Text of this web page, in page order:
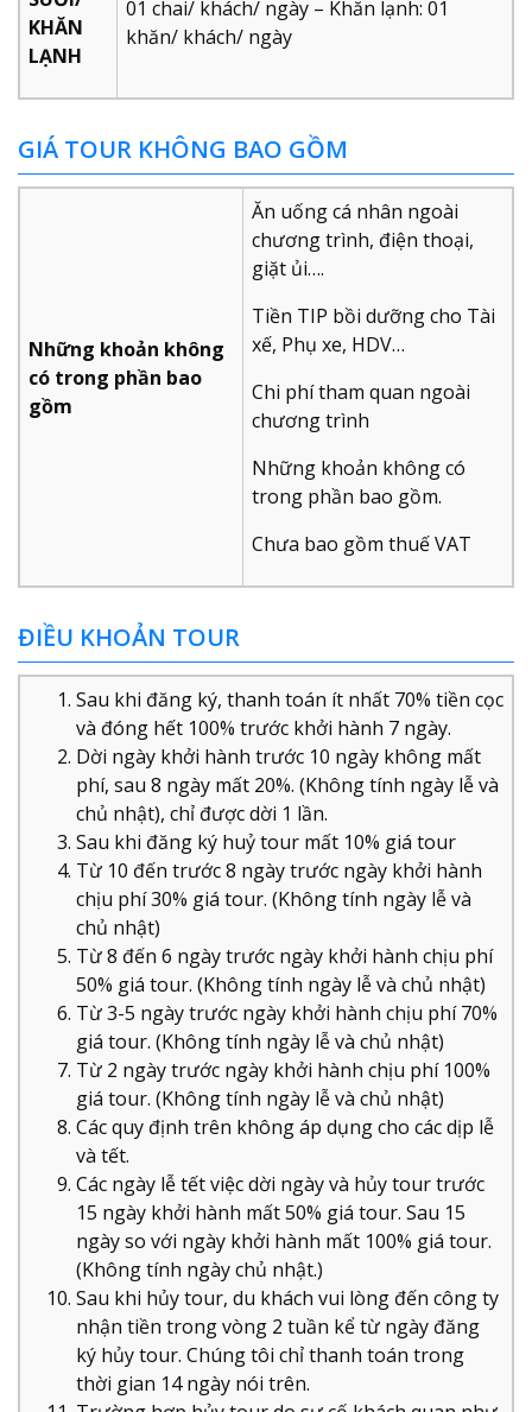
KHĂN
LẠNH
01 chai/ khách/ ngày – Khăn lạnh: 01
khăn/ khách/ ngày
GIÁ TOUR KHÔNG BAO GỒM
Những khoản không
có trong phần bao
gồm
Ăn uống cá nhân ngoài
chương trình, điện thoại,
giặt ủi….
Tiền TIP bồi dưỡng cho Tài
xế, Phụ xe, HDV…
Chi phí tham quan ngoài
chương trình
Những khoản không có
trong phần bao gồm.
Chưa bao gồm thuế VAT
ĐIỀU KHOẢN TOUR
Sau khi đăng ký, thanh toán ít nhất 70% tiền cọc
và đóng hết 100% trước khởi hành 7 ngày.
Dời ngày khởi hành trước 10 ngày không mất
phí, sau 8 ngày mất 20%. (Không tính ngày lễ và
chủ nhật), chỉ được dời 1 lần.
Sau khi đăng ký huỷ tour mất 10% giá tour
Từ 10 đến trước 8 ngày trước ngày khởi hành
chịu phí 30% giá tour. (Không tính ngày lễ và
chủ nhật)
Từ 8 đến 6 ngày trước ngày khởi hành chịu phí
50% giá tour. (Không tính ngày lễ và chủ nhật)
Từ 3-5 ngày trước ngày khởi hành chịu phí 70%
giá tour. (Không tính ngày lễ và chủ nhật)
Từ 2 ngày trước ngày khởi hành chịu phí 100%
giá tour. (Không tính ngày lễ và chủ nhật)
Các quy định trên không áp dụng cho các dịp lễ
và tết.
Các ngày lễ tết việc dời ngày và hủy tour trước
15 ngày khởi hành mất 50% giá tour. Sau 15
ngày so với ngày khởi hành mất 100% giá tour.
(Không tính ngày chủ nhật.)
Sau khi hủy tour, du khách vui lòng đến công ty
nhận tiền trong vòng 2 tuần kể từ ngày đăng
ký hủy tour. Chúng tôi chỉ thanh toán trong
thời gian 14 ngày nói trên.